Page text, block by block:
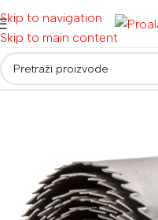
Skip to navigation
Skip to main content
Početna/ Pribor/Svrdla i krune